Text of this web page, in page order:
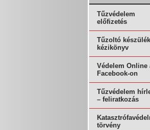
Tűzvédelem
előfizetés
Tűzoltó készülék
kézikönyv
Védelem Online
Facebook-on
Tűzvédelem
– feliratkozás
törvény